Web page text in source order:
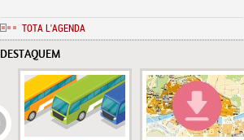
TOTA L'AGENDA
DESTAQUEM